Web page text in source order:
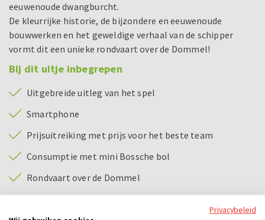
eeuwenoude dwangburcht.
De kleurrijke historie, de bijzondere en eeuwenoude
bouwwerken en het geweldige verhaal van de schipper
vormt dit een unieke rondvaart over de Dommel!
Bij dit uitje inbegrepen
Uitgebreide uitleg van het spel
Smartphone
Prijsuitreiking met prijs voor het beste team
Consumptie met mini Bossche bol
Rondvaart over de Dommel
Privacybeleid